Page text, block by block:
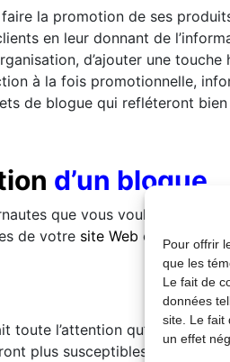
Pour offrir
que les
Le fait de
données
site. Le fait
un effet
la promotion de ses
en leur donnant de
d’ajouter une
à la fois promotionnelle,
de blogue qui refléteront
d’un blogue
que vous voulez joindre. Il
de votre site Web et à
toute l’attention qu’il faut
plus susceptibles